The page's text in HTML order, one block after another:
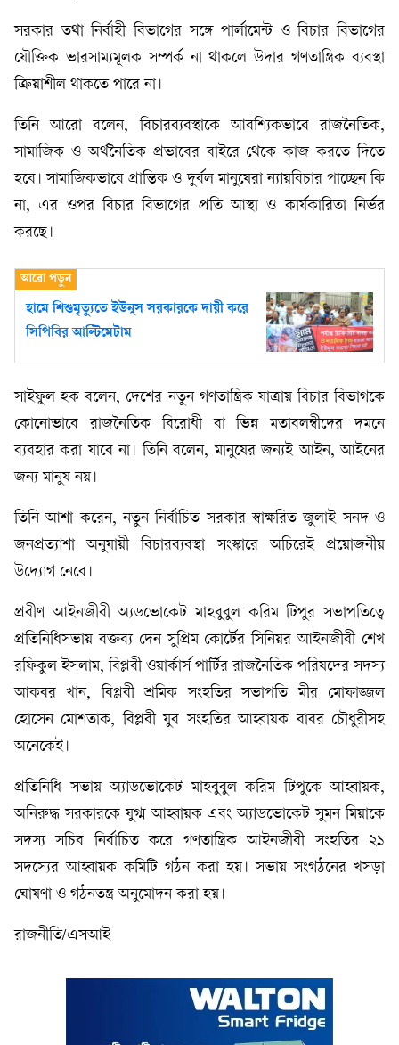
সরকার তথা নির্বাহী বিভাগের সঙ্গে পার্লামেন্ট ও বিচার বিভাগের
যৌক্তিক ভারসাম্যমূলক সম্পর্ক না থাকলে উদার গণতান্ত্রিক ব্যবস্থা
ক্রিয়াশীল থাকতে পারে না।
তিনি আরো বলেন, বিচারব্যবস্থাকে আবশ্যিকভাবে রাজনৈতিক,
সামাজিক ও অর্থনৈতিক প্রভাবের বাইরে থেকে কাজ করতে দিতে
হবে। সামাজিকভাবে প্রান্তিক ও দুর্বল মানুষেরা ন্যায়বিচার পাচ্ছেন কি
না, এর ওপর বিচার বিভাগের প্রতি আস্থা ও কার্যকারিতা নির্ভর
করছে।
হামে শিশুমৃত্যুতে ইউনূস সরকারকে দায়ী করে
সিপিবির আল্টিমেটাম
সাইফুল হক বলেন, দেশের নতুন গণতান্ত্রিক যাত্রায় বিচার বিভাগকে
কোনোভাবে রাজনৈতিক বিরোধী বা ভিন্ন মতাবলম্বীদের দমনে
ব্যবহার করা যাবে না। তিনি বলেন, মানুষের জন্যই আইন, আইনের
জন্য মানুষ নয়।
তিনি আশা করেন, নতুন নির্বাচিত সরকার স্বাক্ষরিত জুলাই সনদ ও
জনপ্রত্যাশা অনুযায়ী বিচারব্যবস্থা সংস্কারে অচিরেই প্রয়োজনীয়
উদ্যোগ নেবে।
প্রবীণ আইনজীবী অ্যডভোকেট মাহবুবুল করিম টিপুর সভাপতিত্বে
প্রতিনিধিসভায় বক্তব্য দেন সুপ্রিম কোর্টের সিনিয়র আইনজীবী শেখ
রফিকুল ইসলাম, বিপ্লবী ওয়ার্কার্স পার্টির রাজনৈতিক পরিষদের সদস্য
আকবর খান, বিপ্লবী শ্রমিক সংহতির সভাপতি মীর মোফাজ্জল
হোসেন মোশতাক, বিপ্লবী যুব সংহতির আহ্বায়ক বাবর চৌধুরীসহ
অনেকেই।
প্রতিনিধি সভায় অ্যাডভোকেট মাহবুবুল করিম টিপুকে আহ্বায়ক,
অনিরুদ্ধ সরকারকে যুগ্ম আহ্বায়ক এবং অ্যাডভোকেট সুমন মিয়াকে
সদস্য সচিব নির্বাচিত করে গণতান্ত্রিক আইনজীবী সংহতির ২১
সদস্যের আহ্বায়ক কমিটি গঠন করা হয়। সভায় সংগঠনের খসড়া
ঘোষণা ও গঠনতন্ত্র অনুমোদন করা হয়।
রাজনীতি/এসআই